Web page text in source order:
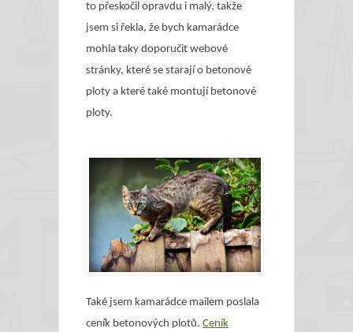
to přeskočil opravdu i malý, takže
jsem si řekla, že bych kamarádce
mohla taky doporučit webové
stránky, které se starají o betonové
ploty a které také montují betonové
ploty.
Také jsem kamarádce mailem poslala
ceník betonových plotů. Ceník